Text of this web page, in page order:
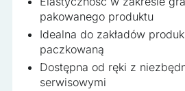
pakowanego produktu
Idealna do zakładów
paczkowaną
Dostępna od ręki z
serwisowymi